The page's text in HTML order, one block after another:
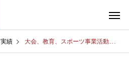
実績 大会、教育、スポーツ事業活動実績